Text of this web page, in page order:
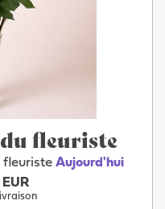
du fleuriste
fleuriste Aujourd'hui